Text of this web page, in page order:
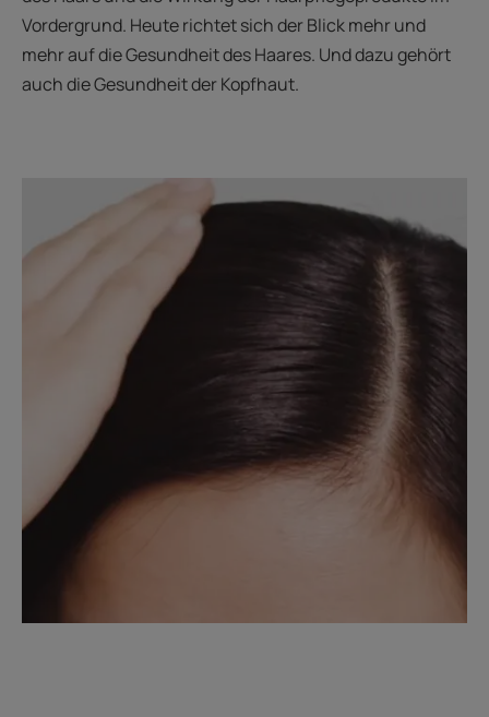
Vordergrund. Heute richtet sich der Blick mehr und
mehr auf die Gesundheit des Haares. Und dazu gehört
auch die Gesundheit der Kopfhaut.